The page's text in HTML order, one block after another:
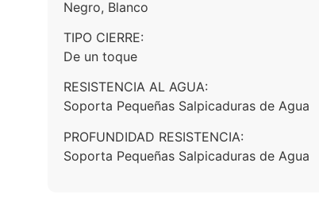
Negro, Blanco
TIPO CIERRE:
De un toque
RESISTENCIA AL AGUA:
Soporta Pequeñas Salpicaduras de Agua
PROFUNDIDAD RESISTENCIA:
Soporta Pequeñas Salpicaduras de Agua